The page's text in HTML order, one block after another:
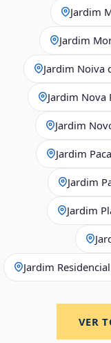
Jardim
Jardim
Jardim Noiva
Jardim Nova
Jardim
Jardim
Jardim
Jardim
Jardim
VER